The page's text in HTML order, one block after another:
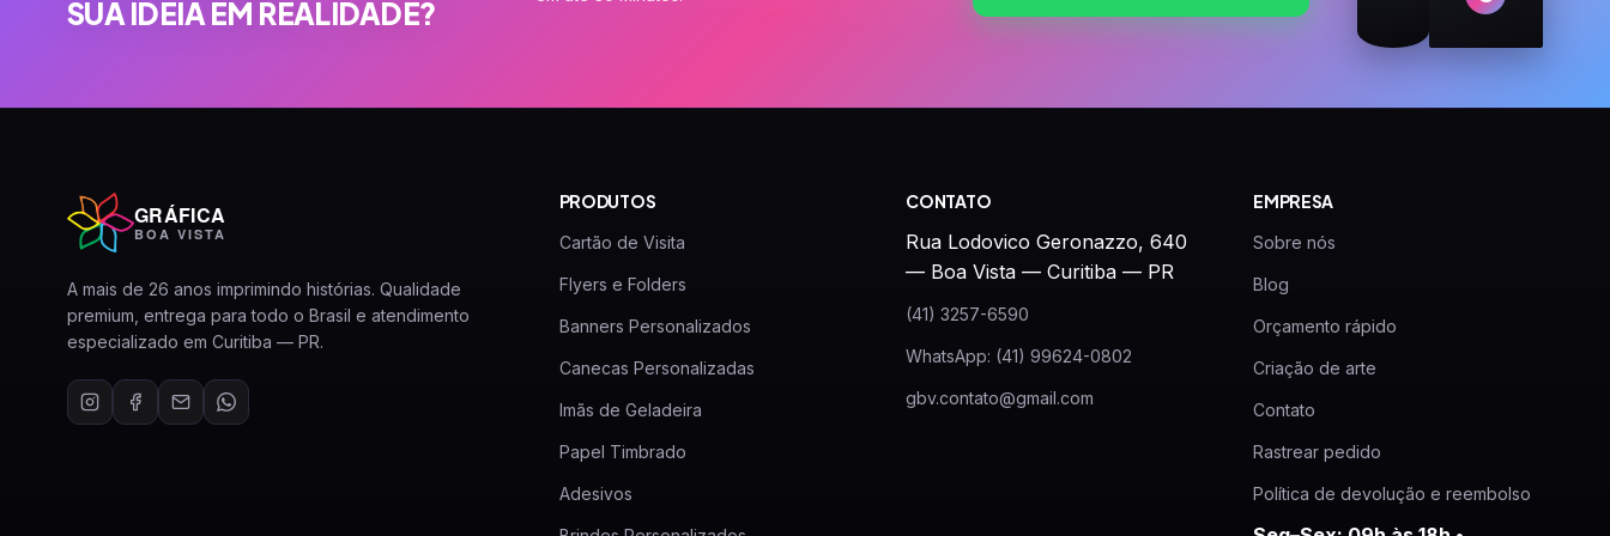
SUA IDEIA EM REALIDADE?
GRÁFICA
BOA VISTA
A mais de 26 anos imprimindo histórias. Qualidade
premium, entrega para todo o Brasil e atendimento
especializado em Curitiba — PR.
PRODUTOS
Cartão de Visita
Flyers e Folders
Banners Personalizados
Canecas Personalizadas
Imãs de Geladeira
Papel Timbrado
Adesivos
CONTATO
Rua Lodovico Geronazzo, 640
— Boa Vista — Curitiba — PR
(41) 3257-6590
WhatsApp: (41) 99624-0802
gbv.contato@gmail.com
EMPRESA
Sobre nós
Blog
Orçamento rápido
Criação de arte
Contato
Rastrear pedido
Política de devolução e reembolso